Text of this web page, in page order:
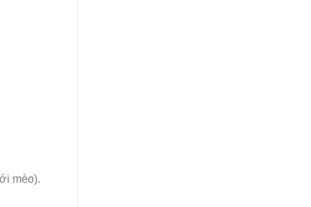
mèo).